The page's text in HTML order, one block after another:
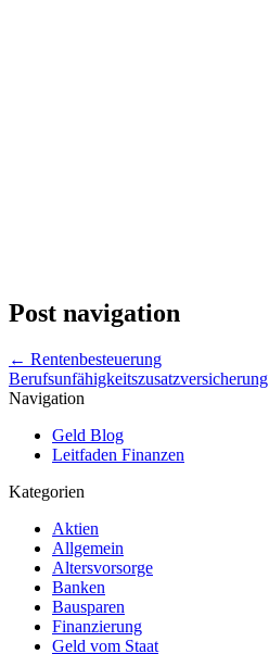
Post navigation
← Rentenbesteuerung
Berufsunfähigkeitszusatzversicherung
Navigation
Geld Blog
Leitfaden Finanzen
Kategorien
Aktien
Allgemein
Altersvorsorge
Banken
Bausparen
Finanzierung
Geld vom Staat